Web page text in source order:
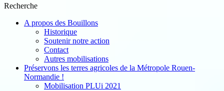
Recherche
A propos des Bouillons
Historique
Soutenir notre action
Contact
Autres mobilisations
Préservons les terres agricoles de la Métropole Rouen-
Normandie !
Mobilisation PLUi 2021